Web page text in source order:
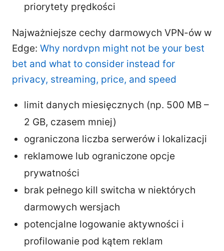
priorytety prędkości
Najważniejsze cechy darmowych VPN-ów w
Edge: Why nordvpn might not be your best
bet and what to consider instead for
privacy, streaming, price, and speed
limit danych miesięcznych (np. 500 MB –
2 GB, czasem mniej)
ograniczona liczba serwerów i lokalizacji
reklamowe lub ograniczone opcje
prywatności
brak pełnego kill switcha w niektórych
darmowych wersjach
potencjalne logowanie aktywności i
profilowanie pod kątem reklam